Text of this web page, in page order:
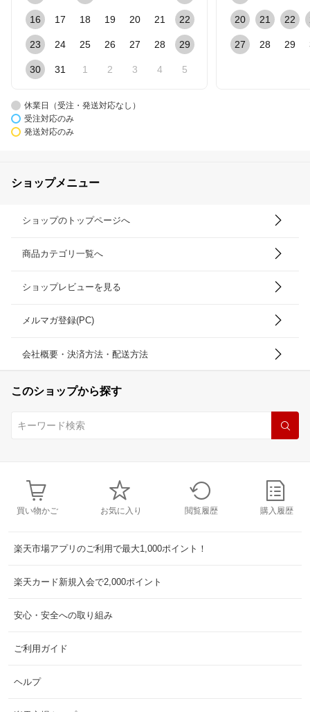
16 17 18 19 20 21 22
23 24 25 26 27 28 29
30 31 1 2 3 4 5
20 21 22
27 28 29
休業日（受注・発送対応なし）
受注対応のみ
発送対応のみ
ショップメニュー
ショップのトップページへ
商品カテゴリ一覧へ
ショップレビューを見る
メルマガ登録(PC)
会社概要・決済方法・配送方法
このショップから探す
買い物かご お気に入り 閲覧履歴 購入履歴
楽天市場アプリのご利用で最大1,000ポイント！
楽天カード新規入会で2,000ポイント
安心・安全への取り組み
ご利用ガイド
ヘルプ